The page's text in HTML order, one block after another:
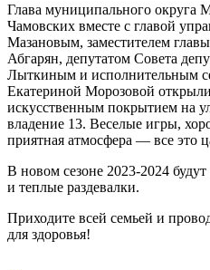
Глава муниципального округа
Чамовских вместе с главой
Мазановым, заместителем
Абгарян, депутатом Совета
Лыткиным и исполнительным
Екатериной Морозовой
искусственным покрытием на
владение 13. Веселые игры,
приятная атмосфера — все это
В новом сезоне 2023-2024 будут
и теплые раздевалки.
Приходите всей семьей и
для здоровья!